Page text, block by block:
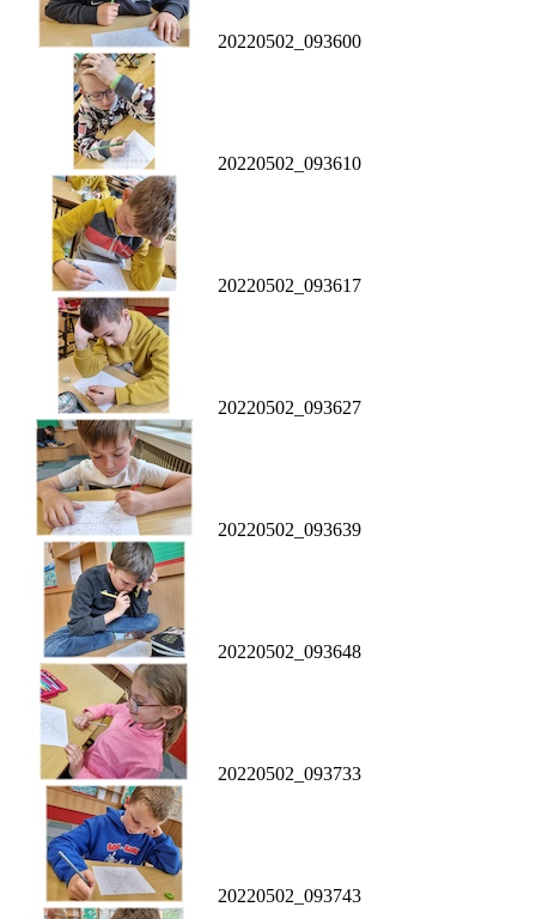
20220502_093600
20220502_093610
20220502_093617
20220502_093627
20220502_093639
20220502_093648
20220502_093733
20220502_093743